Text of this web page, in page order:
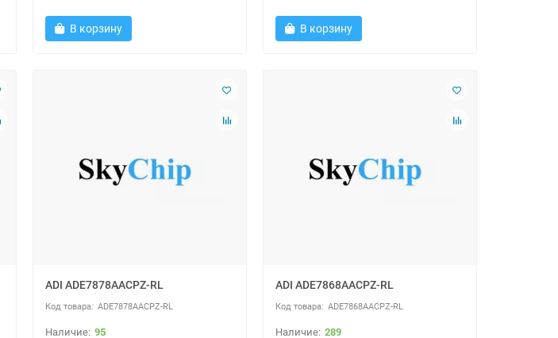
В корзину В корзину
ADI ADE7878AACPZ-RL
ADE7878AACPZ-RL
95
ADI ADE7868AACPZ-RL
ADE7868AACPZ-RL
289